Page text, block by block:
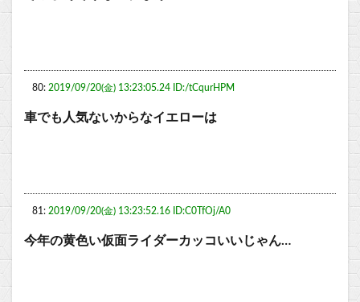
80: 2019/09/20(金) 13:23:05.24 ID:/tCqurHPM
車でも人気ないからなイエローは
81: 2019/09/20(金) 13:23:52.16 ID:C0TfOj/A0
今年の黄色い仮面ライダーカッコいいじゃん…